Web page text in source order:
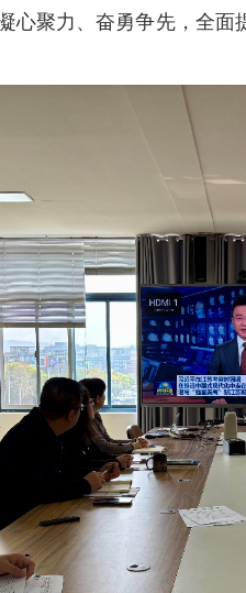
心聚力、奋勇争先，全